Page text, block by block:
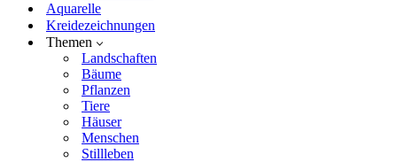
Aquarelle
Kreidezeichnungen
Themen
Landschaften
Bäume
Pflanzen
Tiere
Häuser
Menschen
Stillleben